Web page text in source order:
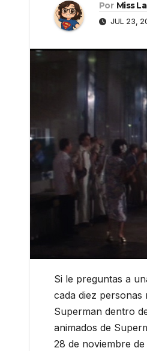
Por Miss
JUL 23,
Si le preguntas a
cada diez personas
Superman dentro
animados de
28 de noviembre